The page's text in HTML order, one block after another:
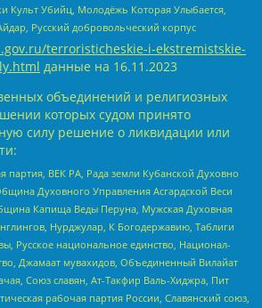
Культ Убийц, Молодёжь Которая Улыбается,
Русский добровольческий корпус
terroristicheskie-i-ekstremistskie-
данные на 16.11.2023
объединений и религиозных
которых судом принято
силу решение о ликвидации или
партия, ВЕК РА, Рада земли Кубанской Духовно
Духовного Управления Асгардской Веси
Капища Веды Перуна, Мужская Духовная
Нурджулар, К Богодержавию, Таблиги
Русское национальное единство, Национал-
Джамаат мувахидов, Объединенный Вилайат
Союз славян, Ат-Такфир Валь-Хиджра, Пит
рабочая партия России, Славянский союз,